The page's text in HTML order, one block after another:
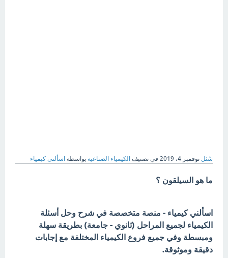
سُئل نوفمبر 4، 2019 في تصنيف الكيمياء الصناعية بواسطة اسألنى كيمياء
ما هو السيلقون ؟
اسألني كيمياء - منصة متخصصة في شرح وحل أسئلة
الكيمياء لجميع المراحل (ثانوي - جامعة) بطريقة سهلة
ومبسطة وفي جميع فروع الكيمياء المختلفة مع إجابات
دقيقة وموثوقة.